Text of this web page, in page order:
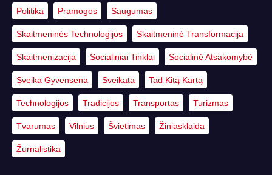
Politika Pramogos Saugumas
Skaitmeninės Technologijos Skaitmeninė Transformacija
Skaitmenizacija Socialiniai Tinklai Socialinė Atsakomybė
Sveika Gyvensena Sveikata Tad Kitą Kartą
Technologijos Tradicijos Transportas Turizmas
Tvarumas Vilnius Švietimas Žiniasklaida
Žurnalistika